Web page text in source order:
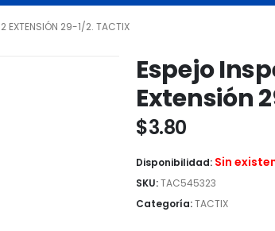
EXTENSIÓN 29-1/2. TACTIX
Espejo
Extensión
$3.80
Disponibilidad: Sin
SKU:TAC545323
Categoría:TACTIX